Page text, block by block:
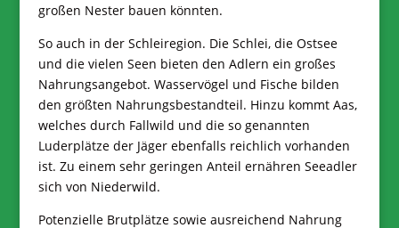
großen Nester bauen könnten.
So auch in der Schleiregion. Die Schlei, die Ostsee
und die vielen Seen bieten den Adlern ein großes
Nahrungsangebot. Wasservögel und Fische bilden
den größten Nahrungsbestandteil. Hinzu kommt Aas,
welches durch Fallwild und die so genannten
Luderplätze der Jäger ebenfalls reichlich vorhanden
ist. Zu einem sehr geringen Anteil ernähren Seeadler
sich von Niederwild.
Potenzielle Brutplätze sowie ausreichend Nahrung